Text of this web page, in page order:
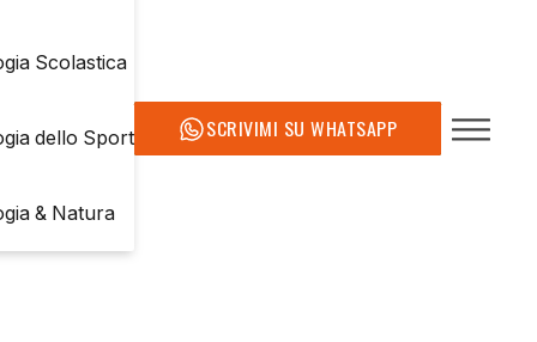
Scolastica
dello Sport
& Natura
SCRIVIMI SU WHATSAPP